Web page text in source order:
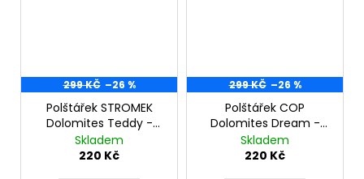
299 KČ –26 %
Polštářek STROMEK
Dolomites Teddy -
červený
Skladem
220 Kč
299 KČ –26 %
Polštářek COP
Dolomites Dream -
zelený
Skladem
220 Kč